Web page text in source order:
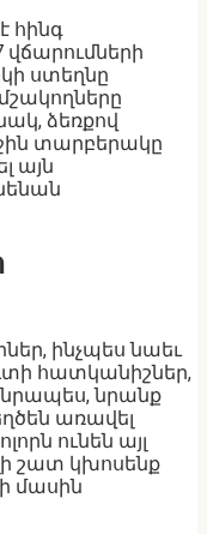
հինգ
վճարումների
ստեղնը
ձեռքով
տարբերակը
այն
ինչպես նաեւ
հատկանիշներ,
նրանք
առավել
ունեն այլ
շատ կխոսենք
մասին